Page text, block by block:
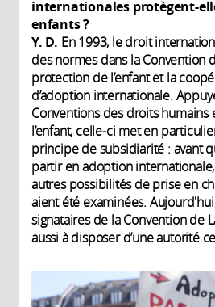
internationales protègent-
enfants ?
Y. D. En 1993, le droit
des normes dans la Convention
protection de l’enfant et la
d’adoption internationale.
Conventions des droits
l’enfant, celle-ci met en
principe de subsidiarité : avant
partir en adoption
autres possibilités de prise en
aient été examinées.
signataires de la Convention de
aussi à disposer d’une autorité